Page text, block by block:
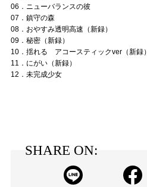
06．ニューバランスの彼
07．鎮守の森
08．おやすみ透明高速（新録）
09．秘密（新録）
10．揺れる アコースティックver（新録）
11．にがい（新録）
12．未完成少女
SHARE ON: